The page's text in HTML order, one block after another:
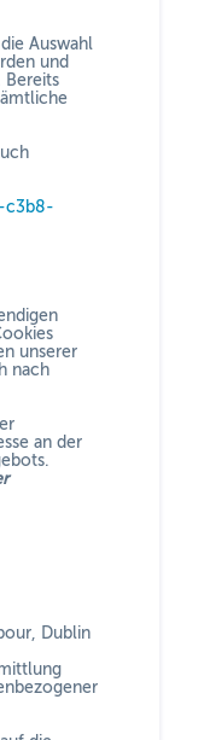
Auswahl
und
Bereits
c3b8-
unserer
nach
an der
Dublin